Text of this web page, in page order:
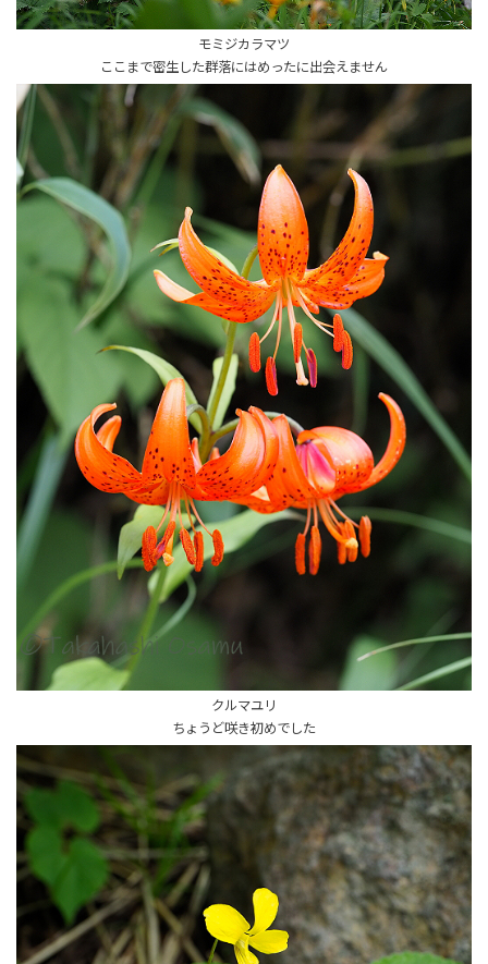
モミジカラマツ
ここまで密生した群落にはめったに出会えません
クルマユリ
ちょうど咲き初めでした